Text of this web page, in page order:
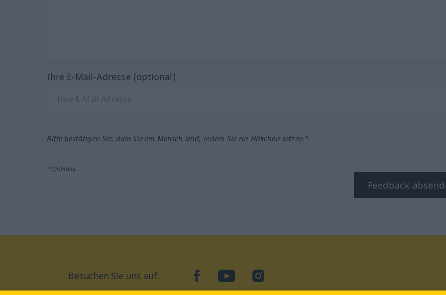
Ihre E-Mail-Adresse (optional)
Bitte bestätigen Sie, dass Sie ein Mensch sind, indem Sie ein Häkchen setzen.*
*Pflichtfeld
Feedback
Besuchen Sie uns auf: facebookYouTubeInstagram